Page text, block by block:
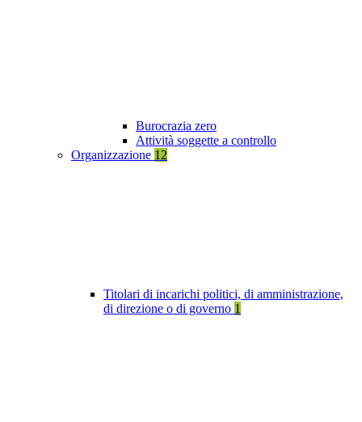
Burocrazia zero
Attività soggette a controllo
Organizzazione 12
Titolari di incarichi politici, di amministrazione,
di direzione o di governo 1